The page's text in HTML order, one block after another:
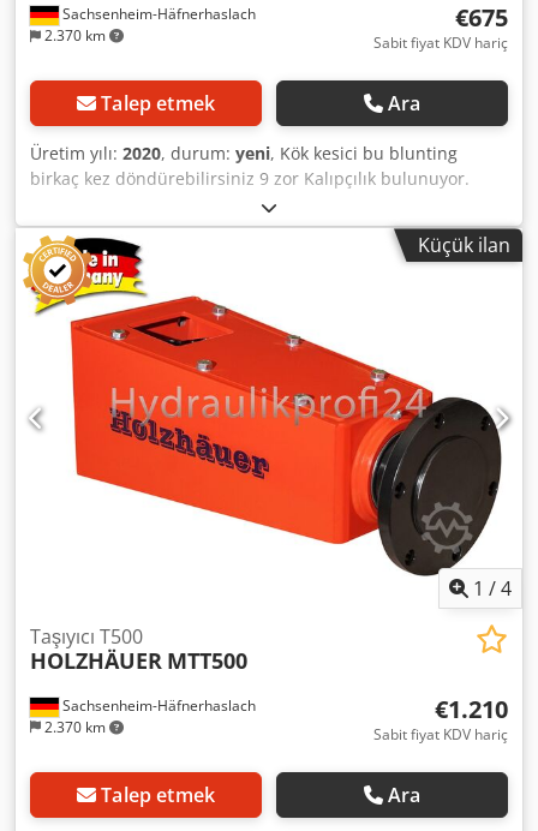
Sachsenheim-Häfnerhaslach
2.370 km
€675
Sabit fiyat KDV hariç
Talep etmek Ara
Üretim yılı: 2020, durum: yeni, Kök kesici bu blunting
birkaç kez döndürebilirsiniz 9 zor Kalıpçılık bulunuyor.
Tabakları uzun servis ömrü var. En iyi şekilde çeşitli zor
woods işlemek için 3 farklı yonga açıları ile plakaları vardır.
Çiçek tekneler kesmek veya diğer freze gerçekleştirmek için
kesici yerleştirebilirsiniz. Djdpfodf Sd Sox Aggock Makale
numarası: MT18-WF300
Küçük ilan
1 /4
Sachsenheim-Häfnerhaslach
2.370 km
Taşıyıcı T500
HOLZHÄUER MTT500
€1.210
Sabit fiyat KDV hariç
Talep etmek Ara